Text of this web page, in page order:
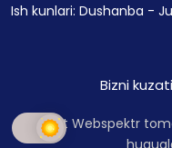
Ish kunlari: Dushanba -
Bizni
Sayt Webspektr